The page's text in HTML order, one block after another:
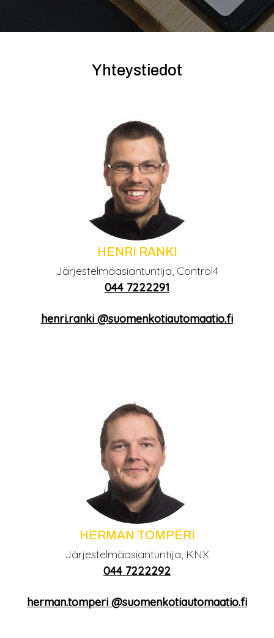
Yhteystiedot
HENRI RANKI
Järjestelmäasiantuntija, Control4
044 7222291
henri.ranki­ @suomenkotiautomaatio.fi
HERMAN TOMPERI
Järjestelmäasiantuntija, KNX
044 7222292
herman.tomperi­ @suomenkotiautomaatio.fi